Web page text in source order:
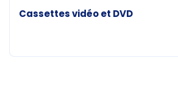
Cassettes vidéo et DVD